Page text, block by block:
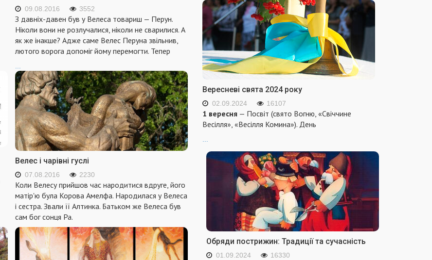
09.08.2016 3552
З давніх-давен був у Велеса товариш — Перун.
Ніколи вони не розлу­чалися, ніколи не сварилися. А
як же інакше? Адже саме Велес Перуна звільнив,
лютого ворога допоміг йому перемогти. Тепер
Велес і чарівні гуслі
07.08.2016 2230
Коли Велесу прийшов час народитися вдруге, його
матір'ю була Коро­ва Амелфа. Народилася у Велеса
і сестра. Звали її Алтинка. Батьком же Велеса був
сам бог сонця Ра.
Вересневі свята 2024 року
02.09.2024 16107
1 вересня — Посвіт (свято Вогню, «Свіччине
Весілля», «Весілля Комина»). День
...
Обряди пострижин: Традиції та сучасність
01.09.2024 16330